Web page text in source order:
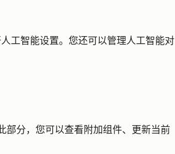
工智能设置。您还可以管理人工智能对
部分，您可以查看附加组件、更新当前